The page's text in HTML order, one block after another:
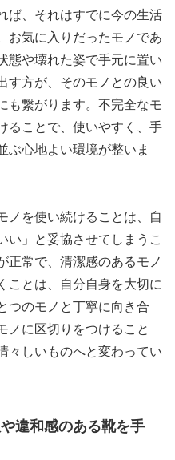
ば、それはすでに今の生活
お気に入りだったモノであ
態や壊れた姿で手元に置い
す方が、そのモノとの良い
も繋がります。不完全なモ
ることで、使いやすく、手
ぶ心地よい環境が整いま
ノを使い続けることは、自
い」と妥協させてしまうこ
正常で、清潔感のあるモノ
ことは、自分自身を大切に
つのモノと丁寧に向き合
ノに区切りをつけること
々しいものへと変わってい
違和感のある靴を手